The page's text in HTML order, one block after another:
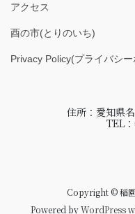
アクセス
酉の市(とりのいち)
Privacy Policy(プライバシ
住所：愛知県
TEL
Copyright © 稲
Powered byWordPress